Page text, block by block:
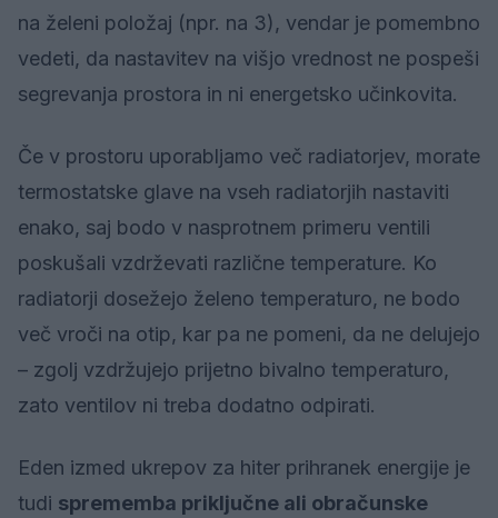
na želeni položaj (npr. na 3), vendar je pomembno
vedeti, da nastavitev na višjo vrednost ne pospeši
segrevanja prostora in ni energetsko učinkovita.
Če v prostoru uporabljamo več radiatorjev, morate
termostatske glave na vseh radiatorjih nastaviti
enako, saj bodo v nasprotnem primeru ventili
poskušali vzdrževati različne temperature. Ko
radiatorji dosežejo želeno temperaturo, ne bodo
več vroči na otip, kar pa ne pomeni, da ne delujejo
– zgolj vzdržujejo prijetno bivalno temperaturo,
zato ventilov ni treba dodatno odpirati.
Eden izmed ukrepov za hiter prihranek energije je
tudi sprememba priključne ali obračunske